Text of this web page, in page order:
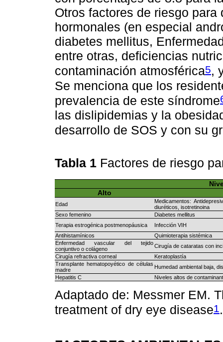
Otros factores de riesgo
hormonales (en especial
diabetes mellitus,
entre otras, deficiencias
contaminación atmosférica5,
Se menciona que los
prevalencia de este síndrome
las dislipidemias y la
desarrollo de SOS y con su
Tabla 1 Factores de riesgo
Alto
Edad
Medicamentos:
diuréticos, isotretinoina
Sexo femenino
Diabetes mellitus
Terapia estrogénica postmenopáusica
Infección VIH
Antihistamínicos
Quimioterapia sistémica
Enfermedad vascular del tejido
conjuntivo o colágeno
Cirugía de cataratas con
Cirugía refractiva corneal
Keratoplastía
Transplante hematopoyético de células
madre
Humedad ambiental baja,
Hepatitis C
Niveles altos de
Adaptado de: Messmer EM.
treatment of dry eye disease1 .